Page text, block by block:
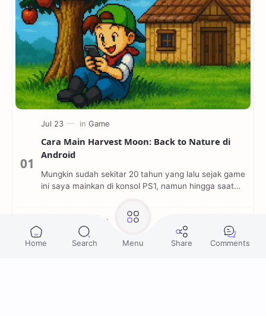
Cara Main Harvest Moon: Back to Nature di
Android
Mungkin sudah sekitar 20 tahun yang lalu sejak game
ini saya mainkan di konsol PS1, namun hingga saat
Cara Menambahkan Satuan di Cell MS Excel